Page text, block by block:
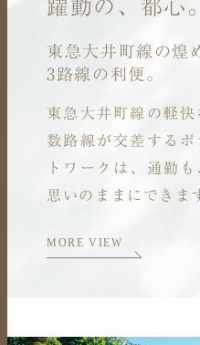
躍動の、都心。
東急大井町線の煌
3 路線の利便。
東急大井町線の軽快
数路線が交差する
トワークは、通勤も
思いのままにできま
MORE VIEW